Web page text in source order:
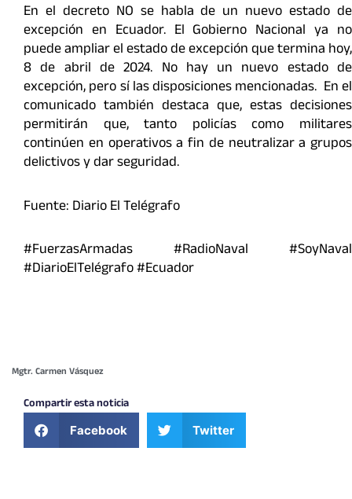
En el decreto NO se habla de un nuevo estado de
excepción en Ecuador. El Gobierno Nacional ya no
puede ampliar el estado de excepción que termina hoy,
8 de abril de 2024. No hay un nuevo estado de
excepción, pero sí las disposiciones mencionadas. En el
comunicado también destaca que, estas decisiones
permitirán que, tanto policías como militares
continúen en operativos a fin de neutralizar a grupos
delictivos y dar seguridad.
Fuente: Diario El Telégrafo
#FuerzasArmadas #RadioNaval #SoyNaval
#DiarioElTelégrafo #Ecuador
Mgtr. Carmen Vásquez
Compartir esta noticia
Facebook Twitter